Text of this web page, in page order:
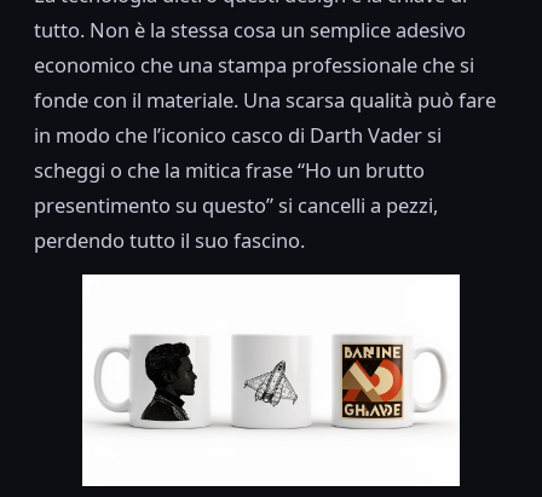
tutto. Non è la stessa cosa un semplice adesivo
economico che una stampa professionale che si
fonde con il materiale. Una scarsa qualità può fare
in modo che l’iconico casco di Darth Vader si
scheggi o che la mitica frase “Ho un brutto
presentimento su questo” si cancelli a pezzi,
perdendo tutto il suo fascino.